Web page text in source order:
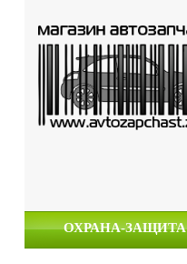
ОХРАНА-ЗАЩИТА